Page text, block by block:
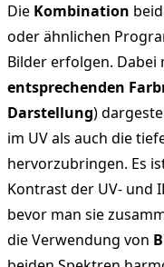
Die Kombination
oder ähnlichen
Bilder erfolgen. Dabei
entsprechenden
Darstellung)
im UV als auch die
hervorzubringen. Es
Kontrast der UV- und
bevor man sie
die Verwendung von